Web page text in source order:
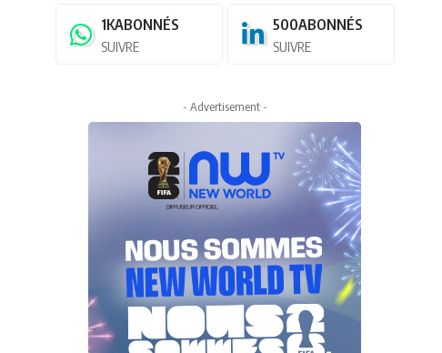
1KABONNÉS
SUIVRE
500ABONNÉS
SUIVRE
- Advertisement -